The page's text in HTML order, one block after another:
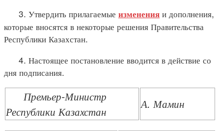
3. Утвердить прилагаемые изменения и дополнения,
которые вносятся в некоторые решения Правительства
Республики Казахстан.
4. Настоящее постановление вводится в действие со
дня подписания.
Премьер-Министр
Республики Казахстан
А. Мамин